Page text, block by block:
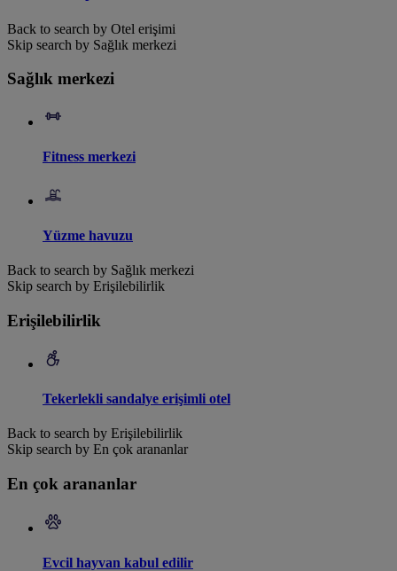
Back to search by Otel erişimi
Skip search by Sağlık merkezi
Sağlık merkezi
Fitness merkezi
Yüzme havuzu
Back to search by Sağlık merkezi
Skip search by Erişilebilirlik
Erişilebilirlik
Tekerlekli sandalye erişimli otel
Back to search by Erişilebilirlik
Skip search by En çok arananlar
En çok arananlar
Evcil hayvan kabul edilir